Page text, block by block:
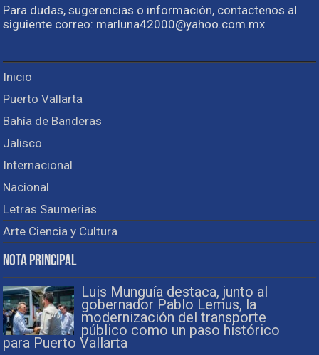
Para dudas, sugerencias o información, contactenos al
siguiente correo: marluna42000@yahoo.com.mx
Inicio
Puerto Vallarta
Bahía de Banderas
Jalisco
Internacional
Nacional
Letras Saumerias
Arte Ciencia y Cultura
Nota Principal
Luis Munguía destaca, junto al
gobernador Pablo Lemus, la
modernización del transporte
público como un paso histórico
para Puerto Vallarta